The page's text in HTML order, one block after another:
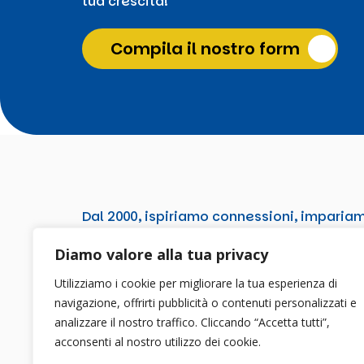
Diamo valore alla tua privacy
Utilizziamo i cookie per migliorare la tua esperienza di
navigazione, offrirti pubblicità o contenuti personalizzati e
analizzare il nostro traffico. Cliccando “Accetta tutti”,
acconsenti al nostro utilizzo dei cookie.
Compila il nostro form
Dal 2000, ispiriamo connessioni,